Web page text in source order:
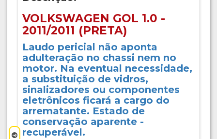
VOLKSWAGEN GOL 1.0 -
2011/2011 (PRETA)
Laudo pericial não aponta
adulteração no chassi nem no
motor. Na eventual necessidade,
a substituição de vidros,
sinalizadores ou componentes
eletrônicos ficará a cargo do
arrematante. Estado de
conservação aparente -
recuperável.